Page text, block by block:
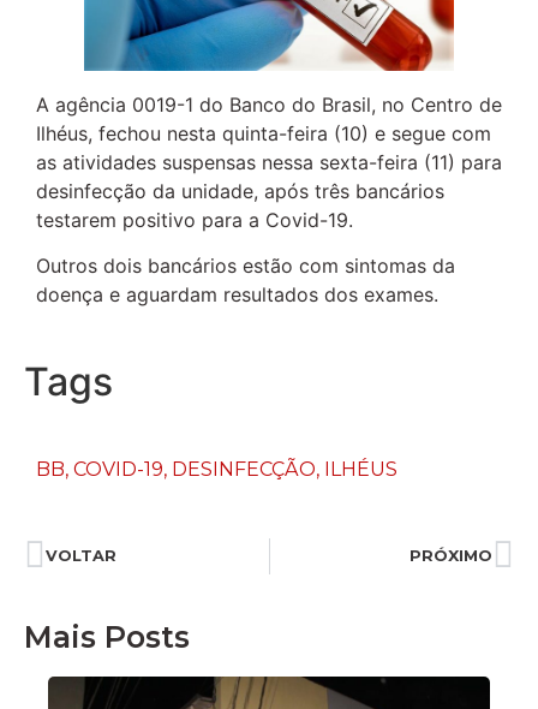
A agência 0019-1 do Banco do Brasil, no Centro de
Ilhéus, fechou nesta quinta-feira (10) e segue com
as atividades suspensas nessa sexta-feira (11) para
desinfecção da unidade, após três bancários
testarem positivo para a Covid-19.
Outros dois bancários estão com sintomas da
doença e aguardam resultados dos exames.
Tags
BB, COVID-19, DESINFECÇÃO, ILHÉUS
VOLTAR PRÓXIMO
Mais Posts